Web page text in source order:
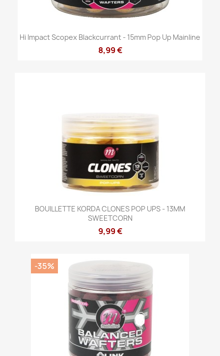
Hi Impact Scopex Blackcurrant - 15mm Pop Up Mainline
8,99 €
BOUILLETTE KORDA CLONES POP UPS - 13MM
SWEETCORN
9,99 €
-35%